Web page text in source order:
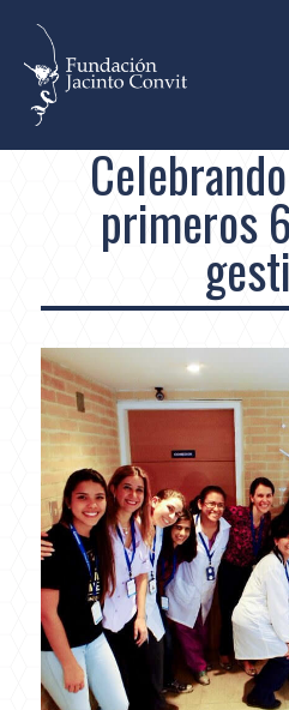
primeros